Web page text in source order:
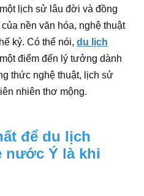
lịch sử lâu đời và đồng
nền văn hóa, nghệ thuật
kỷ. Có thể nói, du lịch
điểm đến lý tưởng dành
thức nghệ thuật, lịch sử
nhiên thơ mộng.
để du lịch
nước Ý là khi